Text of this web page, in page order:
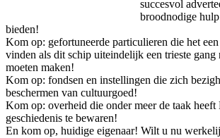
succesvol
broodnodige
bieden!
Kom op: gefortuneerde particulieren die het
vinden als dit schip uiteindelijk een trieste gang
moeten maken!
Kom op: fondsen en instellingen die zich
beschermen van cultuurgoed!
Kom op: overheid die onder meer de taak heeft
geschiedenis te bewaren!
En kom op, huidige eigenaar! Wilt u nu